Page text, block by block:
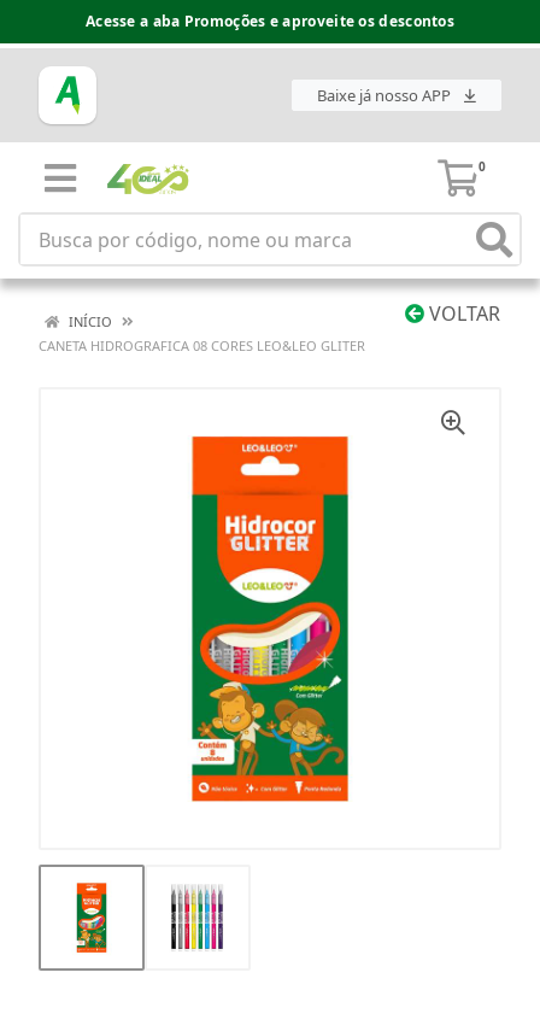
Acesse a aba Promoções e aproveite os descontos
Baixe já nosso APP
0
VOLTAR
INÍCIO
CANETA HIDROGRAFICA 08 CORES LEO&LEO GLITER